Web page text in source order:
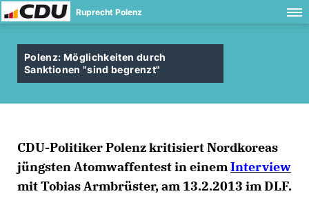
Ruprecht Polenz
Polenz: Möglichkeiten durch
Sanktionen "sind begrenzt"
CDU-Politiker Polenz kritisiert Nordkoreas
jüngsten Atomwaffentest in einemInterview
mit Tobias Armbrüster, am 13.2.2013 im DLF.